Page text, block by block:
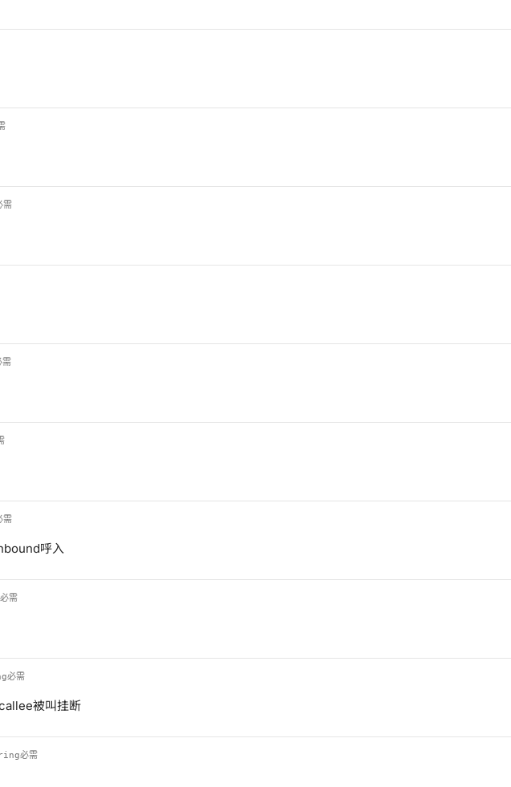
需
需
需
呼入
必需
必需
被叫挂断
必需